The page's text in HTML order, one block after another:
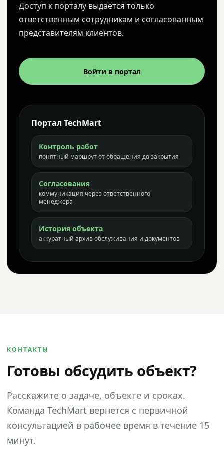
Доступ к порталу выдается только
ответственным сотрудникам и согласованным
представителям клиентов.
Войти в портал
Портал TechMart
Контроль работ
понятный маршрут от обращения до закрытия
Согласования
коммуникация через ответственного
менеджера
История объекта
аккуратный архив обслуживания и документов
КОНТАКТЫ
Готовы обсудить объект?
Расскажите о задаче, объекте и сроках.
Команда TechMart вернется с первичной
консультацией в рабочее время в течение 15
минут.